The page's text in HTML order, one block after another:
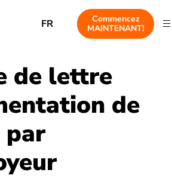
FR
Commencez
MAINTENANT!
de lettre
de
par